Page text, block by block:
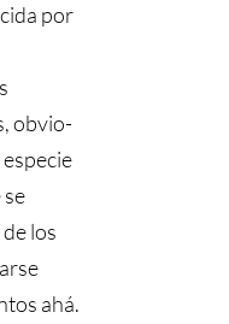
por
obvio-
se
los
ahá.